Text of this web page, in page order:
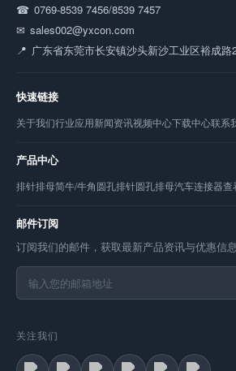
0769-8539 7456/8539 7457
sales002@yxcon.com
广东省东莞市长安镇沙头新沙工业区裕成路
快速链接
关于我们行业应用新闻资讯视频中心下载中心联系
产品中心
排针排母简牛/牛角圆孔排针圆孔排母汽车连接器查
邮件订阅
订阅我们的邮件，获取最新产品资讯与优惠信息
关注我们